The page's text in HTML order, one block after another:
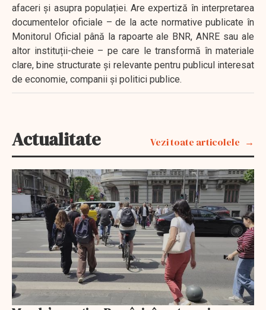
afaceri și asupra populației. Are expertiză în interpretarea
documentelor oficiale – de la acte normative publicate în
Monitorul Oficial până la rapoarte ale BNR, ANRE sau ale
altor instituții-cheie – pe care le transformă în materiale
clare, bine structurate și relevante pentru publicul interesat
de economie, companii și politici publice.
Actualitate Vezi toate articolele